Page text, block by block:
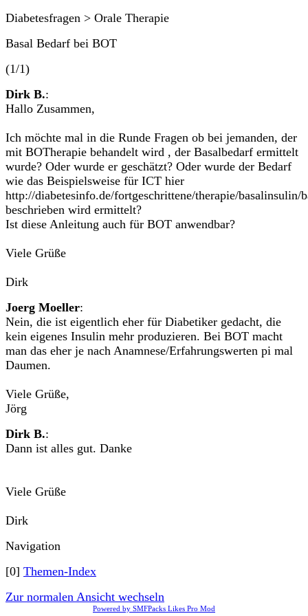
Diabetesfragen > Orale Therapie
Basal Bedarf bei BOT
(1/1)
Dirk B.:
Hallo Zusammen,
Ich möchte mal in die Runde Fragen ob bei jemanden, der
mit BOTherapie behandelt wird , der Basalbedarf ermittelt
wurde? Oder wurde er geschätzt? Oder wurde der Bedarf
wie das Beispielsweise für ICT hier
http://diabetesinfo.de/fortgeschrittene/therapie/basalinsulin/
beschrieben wird ermittelt?
Ist diese Anleitung auch für BOT anwendbar?
Viele Grüße
Dirk
Joerg Moeller:
Nein, die ist eigentlich eher für Diabetiker gedacht, die
kein eigenes Insulin mehr produzieren. Bei BOT macht
man das eher je nach Anamnese/Erfahrungswerten pi mal
Daumen.
Viele Grüße,
Jörg
Dirk B.:
Dann ist alles gut. Danke
Viele Grüße
Dirk
Navigation
[0] Themen-Index
Zur normalen Ansicht wechseln
Powered by SMFPacks Likes Pro Mod